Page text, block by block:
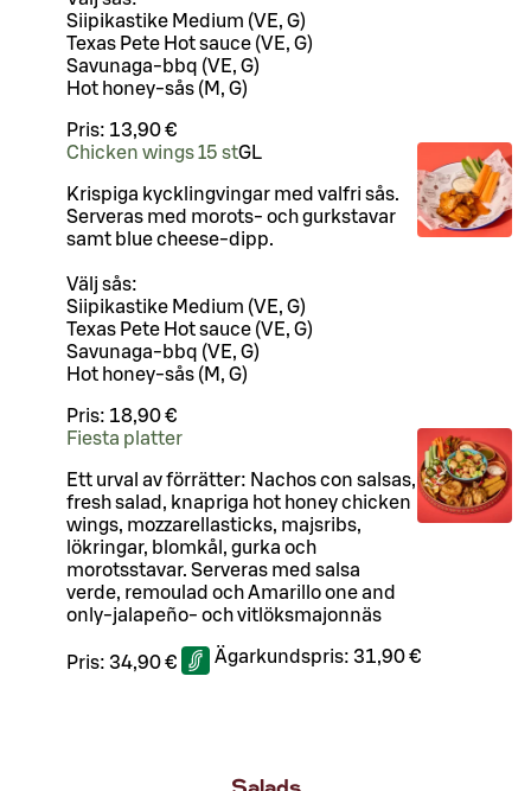
Siipikastike Medium (VE, G)
Texas Pete Hot sauce (VE, G)
Savunaga-bbq (VE, G)
Hot honey-sås (M, G)
Pris: 13,90 €
Chicken wings 15 stGL
Krispiga kycklingvingar med valfri sås.
Serveras med morots- och gurkstavar
samt blue cheese-dipp.
Välj sås:
Siipikastike Medium (VE, G)
Texas Pete Hot sauce (VE, G)
Savunaga-bbq (VE, G)
Hot honey-sås (M, G)
Pris: 18,90 €
Fiesta platter
Ett urval av förrätter: Nachos con salsas,
fresh salad, knapriga hot honey chicken
wings, mozzarellasticks, majsribs,
lökringar, blomkål, gurka och
morotsstavar. Serveras med salsa
verde, remoulad och Amarillo one and
only-jalapeño- och vitlöksmajonnäs
Pris: 34,90 € Ägarkundspris: 31,90 €